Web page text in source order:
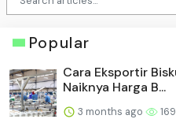
Popular
Cara Eksportir
Naiknya Harga B...
3 months ago